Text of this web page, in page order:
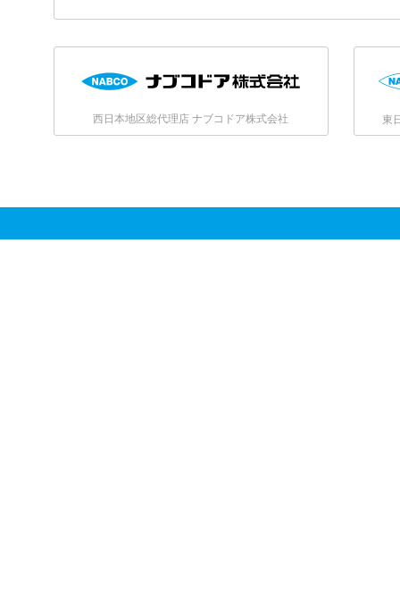
西日本地区総代理店 ナブコドア株式会社 東